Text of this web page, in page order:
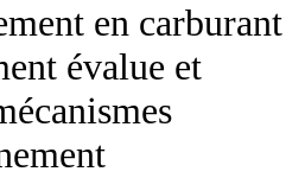
en carburant
évalue et